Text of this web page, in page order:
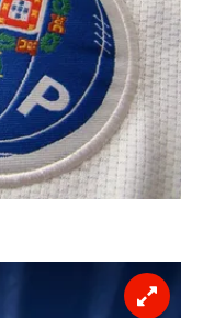
için İnternet
ait çerezler
çeşitli kişisel
çerezler bilgi
daha işlevsel
yönelik
amaçlarıyla
yer alan panel